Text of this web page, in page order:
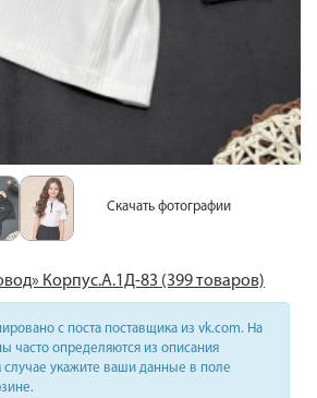
Скачать фотографии
Корпус.А.1Д-83 (399 товаров)
с поста поставщика из vk.com. На
часто определяются из описания
случае укажите ваши данные в поле